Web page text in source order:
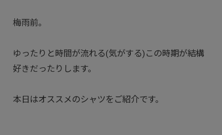
梅雨前。
ゆったりと時間が流れる(気がする)この時期が結構
好きだったりします。
本日はオススメのシャツをご紹介です。